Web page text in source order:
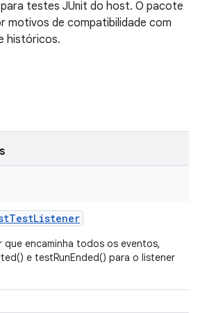
testes JUnit do host. O pacote
motivos de compatibilidade com
históricos.
TestListener
que encaminha todos os eventos,
e testRunEnded() para o listener